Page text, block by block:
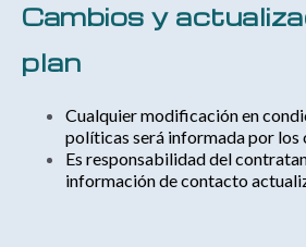
Cambios y
plan
Cualquier modificación en
políticas será informada por los
Es responsabilidad del
información de contacto